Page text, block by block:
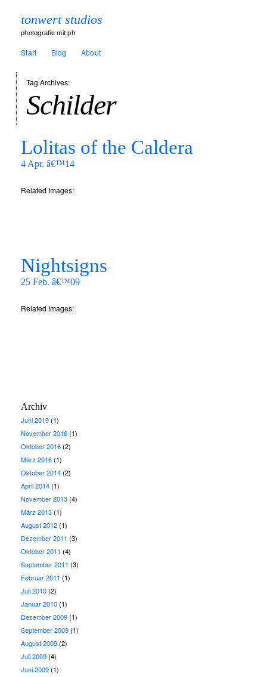
tonwert studios
photografie mit ph
Start Blog About
Tag Archives:
Schilder
Lolitas of the Caldera
4 Apr. â€™14
Related Images:
Nightsigns
25 Feb. â€™09
Related Images:
Archiv
Juni 2019(1)
November 2016(1)
Oktober 2016(2)
März 2016(1)
Oktober 2014(2)
April 2014(1)
November 2013(4)
März 2013(1)
August 2012(1)
Dezember 2011 (3)
Oktober 2011 (4)
September 2011 (3)
Februar 2011 (1)
Juli 2010(2)
Januar 2010(1)
Dezember 2009(1)
September 2009(1)
August 2009(2)
Juli 2009(4)
Juni 2009(1)